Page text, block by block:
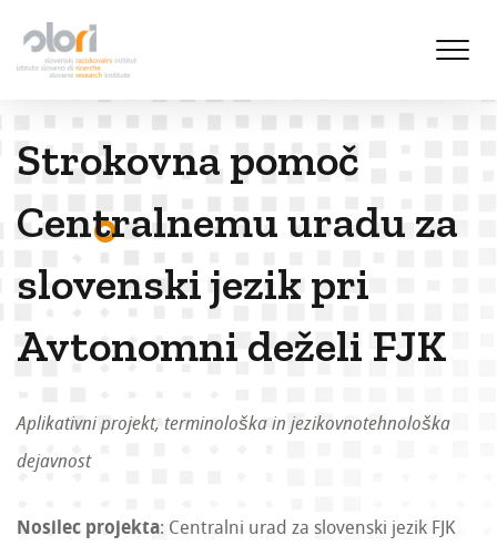
Strokovna pomoč
Centralnemu uradu za
slovenski jezik pri
Avtonomni deželi FJK
Aplikativni projekt, terminološka in jezikovnotehnološka
dejavnost
Nosilec projekta: Centralni urad za slovenski jezik FJK